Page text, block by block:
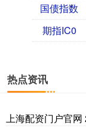
国债指数
期指IC0
热点资讯
上海配资门户官